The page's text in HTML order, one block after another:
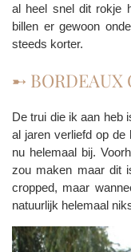
al heel snel dit rokje
billen er gewoon
steeds korter.
➸ BORDEAUX
De trui die ik aan heb
al jaren verliefd op de
nu helemaal bij.
zou maken maar dit
cropped, maar
natuurlijk helemaal